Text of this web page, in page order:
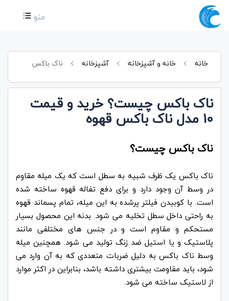
منو
خانه خانه و آشپزخانه آشپزخانه ناک باکس
ناک باکس چیست؟ خرید و قیمت
10 مدل ناک باکس قهوه
ناک باکس چیست؟
ناک باکس یک ظرف شبیه به سطل است که یک میله مقاوم
در وسط آن وجود دارد و برای دفع تفاله قهوه ساخته شده
است. با کوبیدن فیلتر پرشده به این میله، تمام پسماند قهوه
به راحتی داخل سطل تخلیه می شود. بدنه این محصول بسیار
مستحکم و مقاوم است و در جنس های مختلفی مانند
پلاستیک و یا استیل ضد زنگ تولید می شود. همچنین میله
وسط ناک باکس به دلیل ضربات متعددی که به آن وارد می
شود، باید مقاومت بیشتری داشته باشد، بنابراین در اکثر موارد
از لاستیک ساخته می شود.